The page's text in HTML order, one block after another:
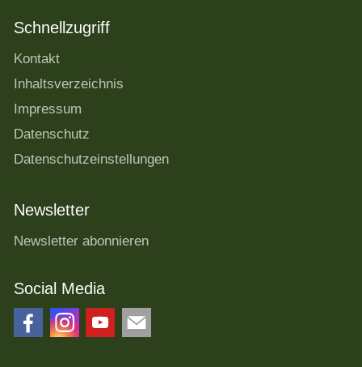
Schnellzugriff
Kontakt
Inhaltsverzeichnis
Impressum
Datenschutz
Datenschutzeinstellungen
Newsletter
Newsletter abonnieren
Social Media